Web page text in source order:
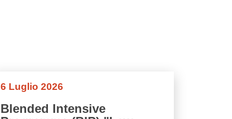
6 Luglio 2026
Blended Intensive